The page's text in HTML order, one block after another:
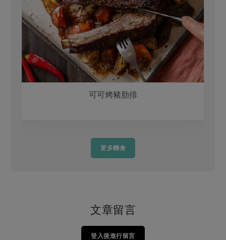
可可烤豬肋排
更多麵食
文章留言
登入後進行留言